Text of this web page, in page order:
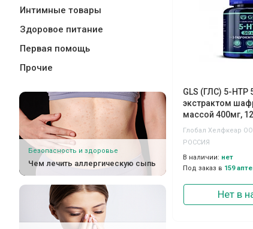
Интимные товары
Здоровое питание
Первая помощь
Прочие
Безопасность и здоровье
Чем лечить аллергическую сыпь
GLS (ГЛС) 5-HTP
экстрактом
массой 400мг,
Глобал Хелфкеар
РОССИЯ
В наличии: нет
Под заказ в 159
Нет в